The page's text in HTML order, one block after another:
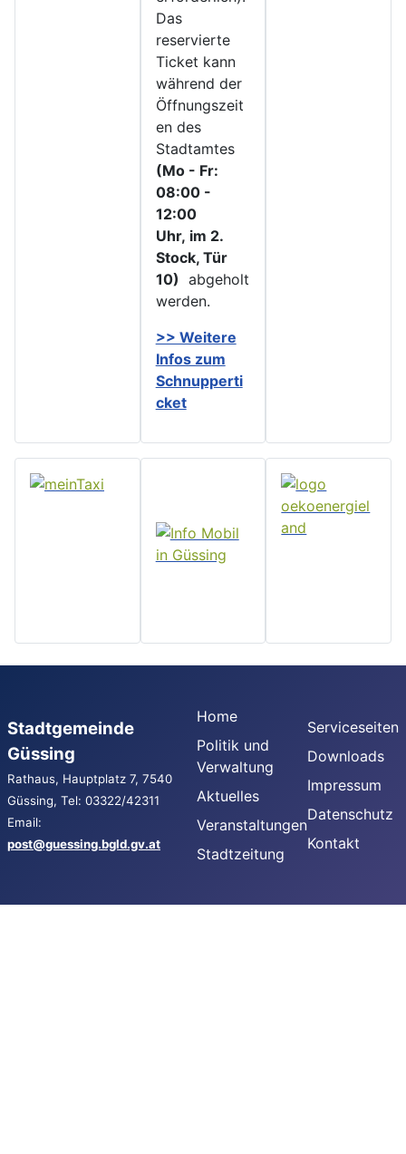
Das
reservierte
Ticket kann
während der
Öffnungszeit
en des
Stadtamtes
(Mo - Fr:
08:00 -
12:00
Uhr, im 2.
Stock, Tür
10) abgeholt
werden.
>> Weitere
Infos zum
Schnupperti
cket
Stadtgemeinde
Güssing
Rathaus, Hauptplatz 7, 7540
Güssing, Tel: 03322/42311
Email:
post@guessing.bgld.gv.at
Home
Politik und
Verwaltung
Aktuelles
Veranstaltungen
Stadtzeitung
Serviceseiten
Downloads
Impressum
Datenschutz
Kontakt